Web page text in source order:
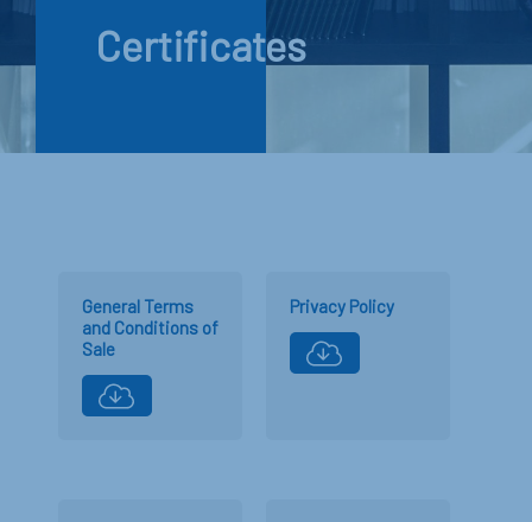
Certificates
General Terms
and Conditions of
Sale
Privacy Policy